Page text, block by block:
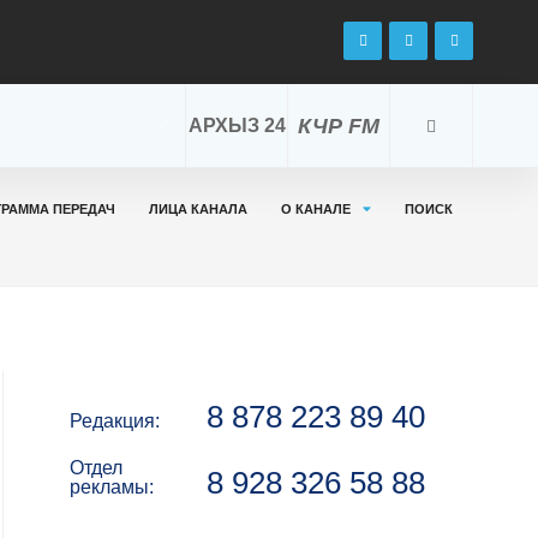
КЧР FM
АРХЫЗ 24
ПЕРЕДАЧ ЛИЦА КАНАЛА О КАНАЛЕ ПОИСК
Редакция: 8 878 223 89 40
Отдел
рекламы:
8 928 326 58 88